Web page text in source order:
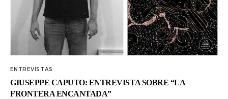
ENTREVISTAS
GIUSEPPE CAPUTO: ENTREVISTA SOBRE “LA
FRONTERA ENCANTADA”